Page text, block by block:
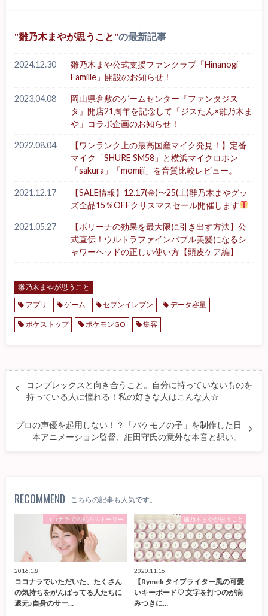
雛乃木まやが思うこと の最新記事
2024.12.30
雛乃木まや公式支援ファンクラブ「Hinanogi
Famille」開設のお知らせ！
2023.04.08
岡山県倉敷のゲームセンター『ファンタジス
タ』開店21周年を記念して「ジスたん×雛乃木ま
や」コラボ企画のお知らせ！
2022.08.04
【ワンランク上の最高国産マイク発見！】定番
マイク「SHURE SM58」と横浜マイクロホン
「sakura」「momiji」を音質比較レビュー。
2021.12.17
【SALE情報】12.17(金)〜25(土)雛乃木まやグッ
ズ全品15％OFFクリスマスセール開催します
2021.05.27
【ボリーナの効果を最大限に引き出す方法】公
式直伝！ウルトラファインバブル美髪になるシ
ャワーヘッドの正しい使い方【頭皮ケア編】
雛乃木まやが思うこと
アプリ
ゲーム セブンイレブン データ容量
ポケストップ ポケモンGO 集客
コンプレックスと向き合うこと。自分に持っていないものを
持っている人に憧れる！私の好きな人はこんな人☆
プロの声優を起用しない！？「バケモノの子」を制作した日
本アニメーション監督、細田守氏の意外な本音と想い。
RECOMMEND こちらの記事も人気です。
ココナラでの私のストーリー
2016.1.8
ココナラでいただいた、たくさん
の気持ちをがんばってる人たちに
還元♪自身のサー…
雛乃木まやが思うこと
2020.11.16
【Rymek タイプライター風の可愛
いキーボード♡ 文字を打つのが病
みつきに…